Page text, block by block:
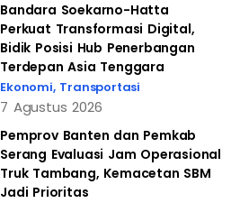
Bandara Soekarno-Hatta
Perkuat Transformasi Digital,
Bidik Posisi Hub Penerbangan
Terdepan Asia Tenggara
Ekonomi, Transportasi
7 Agustus 2026
Pemprov Banten dan Pemkab
Serang Evaluasi Jam Operasional
Truk Tambang, Kemacetan SBM
Jadi Prioritas